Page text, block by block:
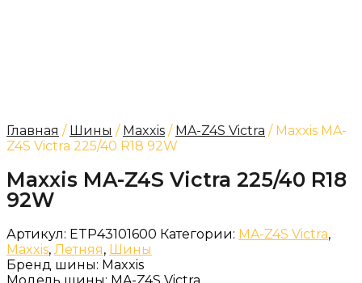
Главная / Шины / Maxxis / MA-Z4S Victra / Maxxis MA-
Z4S Victra 225/40 R18 92W
Maxxis MA-Z4S Victra 225/40 R18
92W
Артикул: ETP43101600 Категории: MA-Z4S Victra,
Maxxis, Летняя, Шины
Бренд шины: Maxxis